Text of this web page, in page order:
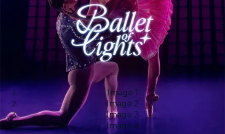
Image 1
Image 2
Image 3
Image 4